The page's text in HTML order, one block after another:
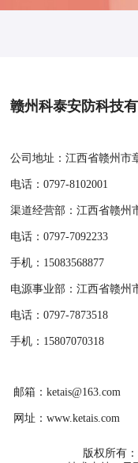
赣州科泰安防科技
公司地址：江西省赣州市
电话：0797-8102001
渠道经营部：江西省赣州
电话：0797-7092233
手机：15083568877
电源事业部：江西省赣州
电话：0797-7873518
手机：15807070318
邮箱：ketais@163.com
网址：www.ketais.com
版权所有